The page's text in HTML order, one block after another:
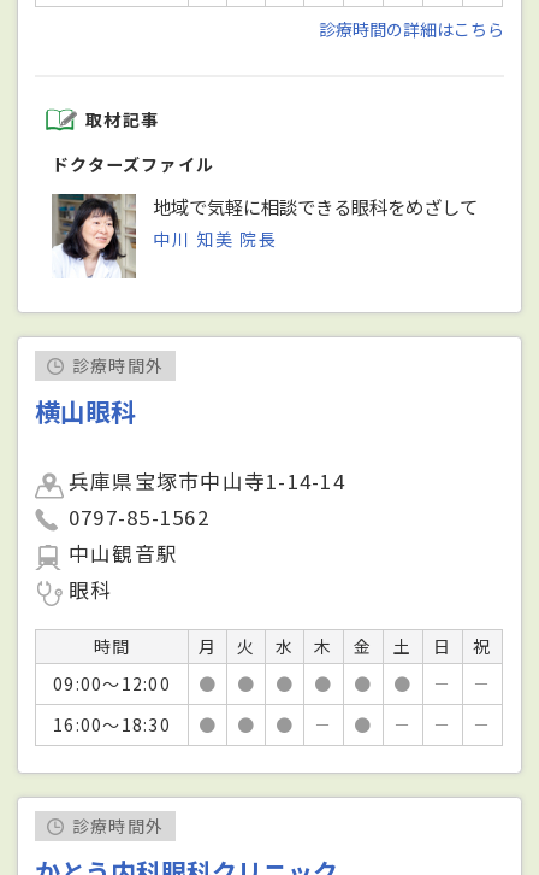
診療時間の詳細はこちら
取材記事
ドクターズファイル
地域で気軽に相談できる眼科をめざして
中川 知美 院長
診療時間外
横山眼科
兵庫県宝塚市中山寺1-14-14
0797-85-1562
中山観音駅
眼科
時間 月 火 水 木 金 土 日
祝
09:00～12:00
● ● ● ● ● ● －
－
16:00～18:30
● ● ● － ● － － －
診療時間外